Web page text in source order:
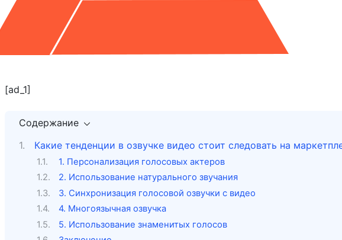
[ad_1]
Содержание
Какие тенденции в озвучке видео стоит следовать на
1. Персонализация голосовых актеров
2. Использование натурального звучания
3. Синхронизация голосовой озвучки с видео
4. Многоязычная озвучка
5. Использование знаменитых голосов